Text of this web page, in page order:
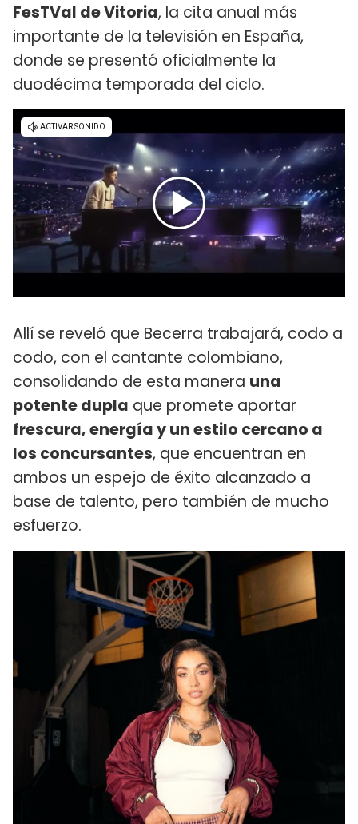
FesTVal de Vitoria, la cita anual más
importante de la televisión en España,
donde se presentó oficialmente la
duodécima temporada del ciclo.
Allí se reveló que Becerra trabajará, codo a
codo, con el cantante colombiano,
consolidando de esta manera una
potente dupla que promete aportar
frescura, energía y un estilo cercano a
los concursantes, que encuentran en
ambos un espejo de éxito alcanzado a
base de talento, pero también de mucho
esfuerzo.